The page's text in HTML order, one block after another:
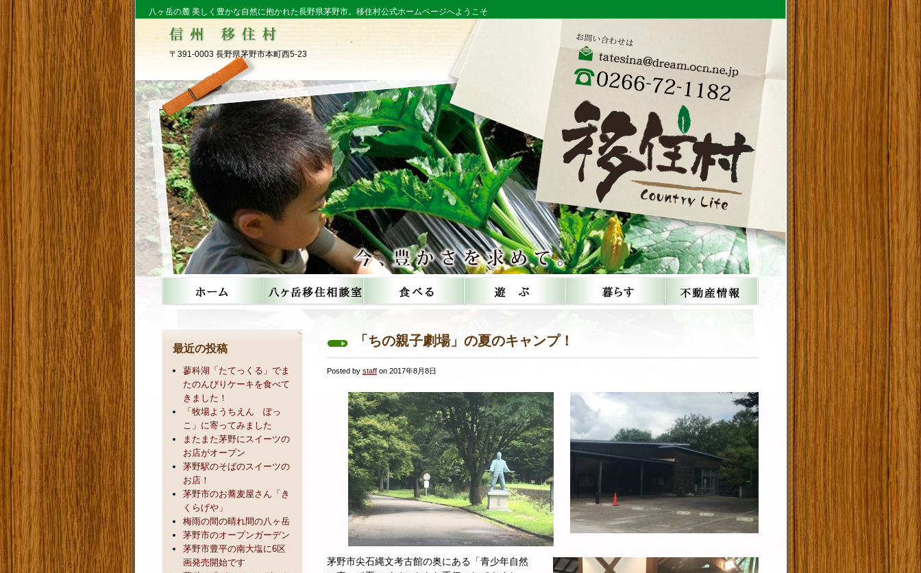
八ヶ岳の麓 美しく豊かな自然に抱かれた長野県茅野市。移住村公式ホームページへようこそ
〒391-0003 長野県茅野市本町西5-23
「ちの親子劇場」の夏のキャンプ！
Posted by staff on 2017年8月8日
茅野市尖石縄文考古館の奥にある「青少年自然
最近の投稿
蓼科湖「たてっくる」でま
たのんびりケーキを食べて
きました！
「牧場ようちえん ぽっ
こ」に寄ってみました
またまた茅野にスイーツの
お店がオープン
茅野駅のそばのスイーツの
お店！
茅野市のお蕎麦屋さん「き
くらげや」
梅雨の間の晴れ間の八ヶ岳
茅野市のオープンガーデン
茅野市豊平の南大塩に6区
画発売開始です